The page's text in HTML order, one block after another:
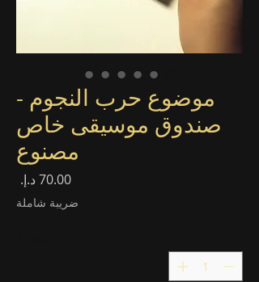
موضوع حرب النجوم -
صندوق موسيقى خاص
مصنوع
ضريبة شاملة